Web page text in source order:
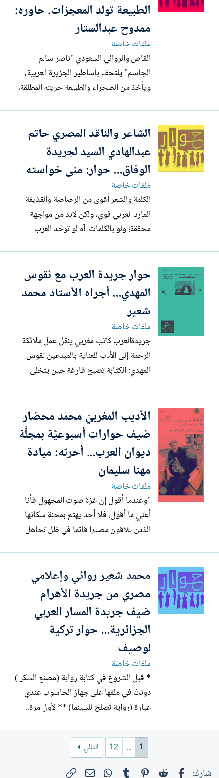
الطبيعة تولد المعجزات. حاوره:
ممدوح عبدالستار
ملفات خاصة
القاص والروائي السعودي "ناصر سالم
الجاسم" يلتحف بأساطير الجزيرة العربية،
ويأخذ من الصحراء والطبيعة حريته المطلقة،
والحياة، ويعطي أحلامه للعابرين. هو عابر،
ومُعبر عن السعودية، ويتعاطف مع أبطاله؛ لأنه
يعيش مختلطاً...
الشاعر والناقد المصري حاتم
عبدالهادي السيد لجريدة
الوفاق... حوار: منى خواسته
ملفات خاصة
الكلمة والشعر أقوى من الرصاصة والقذيفة
المارد العربي قوي، ولكن لابد من مواجهة
محققة؛ ولو بالكلمات، آه لو توحّد العرب
هو خلاصة التجارب الإنسانية، وهو مصدر
المعارف الإنسانية، ووعاء ثقافي لا غنى عنه،
يُحاكي...
حوار جريدة العرب مع نقوس
المهدي... أجراه الأستاذ محمد
شعير
ملفات خاصة
جريدةالعرب كاتب مغربي ينقل عمل ملائكة
الرحمة إلى الأدب للعناية بالمبدعين نقوس
المهدي: الكتابة تصبح فارغة حين يتخلى
ربحي أنشأه المهدي لنشر الكتابات الجيدة
وتعميمها على القراء - الجوائز لا تصنع الأديب،
وبعض الجوائز الأدبية...
الأديب المغربيّ محمّد محضار
ضيف حوارات أسبوعيَّة بمجلَّة
ديوان العرب... أحرته: ميادة
مهنا سليمان
ملفات خاصة
"وعندما أقول إن غزة صوت المجهول فأنا
أعني ما أقول، فلا أحد يهتم بمحنة سكانها
الذين يلاقون مصيرا قاتما في ظل تجاهل
السّيرة الذّاتيّة للضّيف: - محمّد محضار شاعر
التحق بكليّة...
محمد شعير روائي وإعلامي
مصري من جريدة الأهرام
ضيف جريدة المسار العربي
الجزائرية... حوار تركية
لوصيف
ملفات خاصة
* قبل الشروع في كتابة رواية (مصنع السكر )
دونتُ في ملفها على جهاز الحاسوب عندي
عبارة (رواية تصلح للسينما) ** لأول مرة..
الشوارع الصغيرة في الحي الذي تنتمي إليه
البطلة "ورد"، وكذلك في باقي المدن السورية
1
...
12 التالي
شارك: فيسبوك Reddit
Pinterest
Tumblr
WhatsAppالبريد الإلكتروني